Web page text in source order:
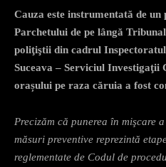
Cauza este instrumentată de
Parchetului de pe lângă
poliţiştii din cadrul
Suceava – Serviciul Investigaţii
orașului pe raza căruia a fost
Precizăm că punerea în mişcare
măsuri preventive reprezintă
reglementate de Codul de